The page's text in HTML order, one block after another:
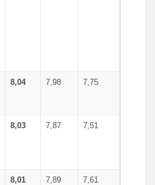
8,04 7,98 7,75
8,03 7,87 7,51
8,01 7,89 7,61